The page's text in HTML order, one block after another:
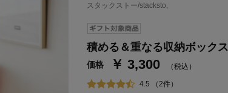
スタックストー/stacksto,
積める＆重なる収納ボッ
価格 ￥ 3,300 （税込）
4.5 （2件）
ステージが上がれば送料無料・返
さらにポイント還元最大16倍！
ベルメゾンご優待サービスについて
通常商品送料無料 返品引取無料